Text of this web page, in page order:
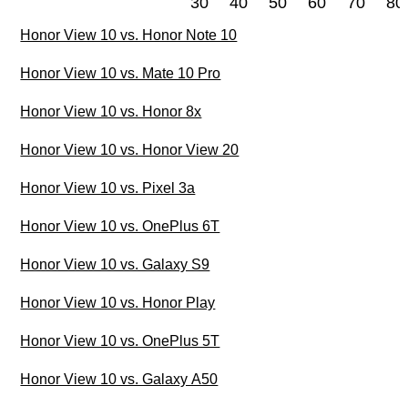
Honor View 10 vs. Honor Note 10
Honor View 10 vs. Mate 10 Pro
Honor View 10 vs. Honor 8x
Honor View 10 vs. Honor View 20
Honor View 10 vs. Pixel 3a
Honor View 10 vs. OnePlus 6T
Honor View 10 vs. Galaxy S9
Honor View 10 vs. Honor Play
Honor View 10 vs. OnePlus 5T
Honor View 10 vs. Galaxy A50